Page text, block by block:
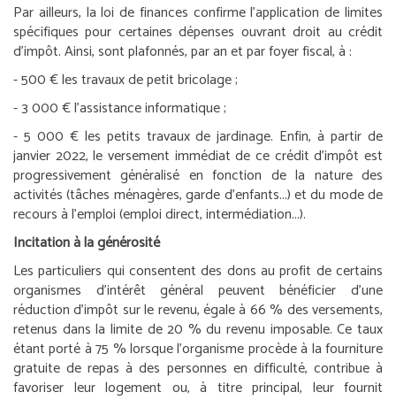
Par ailleurs, la loi de finances confirme l’application de limites
spécifiques pour certaines dépenses ouvrant droit au crédit
d’impôt. Ainsi, sont plafonnés, par an et par foyer fiscal, à :
- 500 € les travaux de petit bricolage ;
- 3 000 € l’assistance informatique ;
- 5 000 € les petits travaux de jardinage. Enfin, à partir de
janvier 2022, le versement immédiat de ce crédit d’impôt est
progressivement généralisé en fonction de la nature des
activités (tâches ménagères, garde d’enfants...) et du mode de
recours à l’emploi (emploi direct, intermédiation...).
Incitation à la générosité
Les particuliers qui consentent des dons au profit de certains
organismes d’intérêt général peuvent bénéficier d’une
réduction d’impôt sur le revenu, égale à 66 % des versements,
retenus dans la limite de 20 % du revenu imposable. Ce taux
étant porté à 75 % lorsque l’organisme procède à la fourniture
gratuite de repas à des personnes en difficulté, contribue à
favoriser leur logement ou, à titre principal, leur fournit